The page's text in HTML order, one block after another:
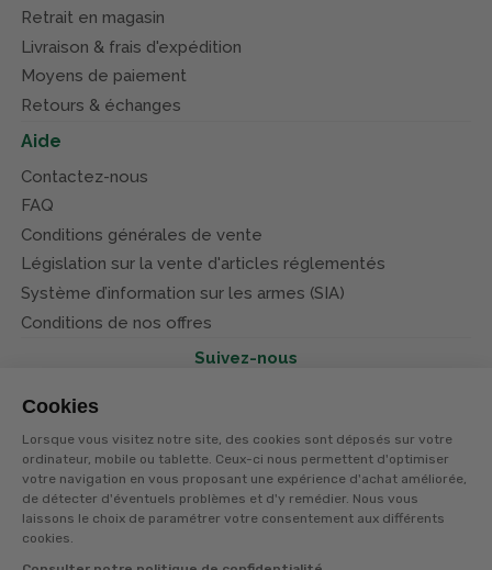
Cookies
Lorsque vous visitez notre site, des cookies sont déposés sur votre
ordinateur, mobile ou tablette. Ceux-ci nous permettent d'optimiser
votre navigation en vous proposant une expérience d'achat améliorée,
de détecter d'éventuels problèmes et d'y remédier. Nous vous
laissons le choix de paramétrer votre consentement aux différents
cookies.
Retrait en magasin
Livraison & frais d'expédition
Moyens de paiement
Retours & échanges
Aide
Contactez-nous
FAQ
Conditions générales de vente
Législation sur la vente d'articles réglementés
Système d’information sur les armes (SIA)
Conditions de nos offres
Suivez-nous
© Terres et eaux 2026
Politique de confidentialité
Mentions légales
CGV